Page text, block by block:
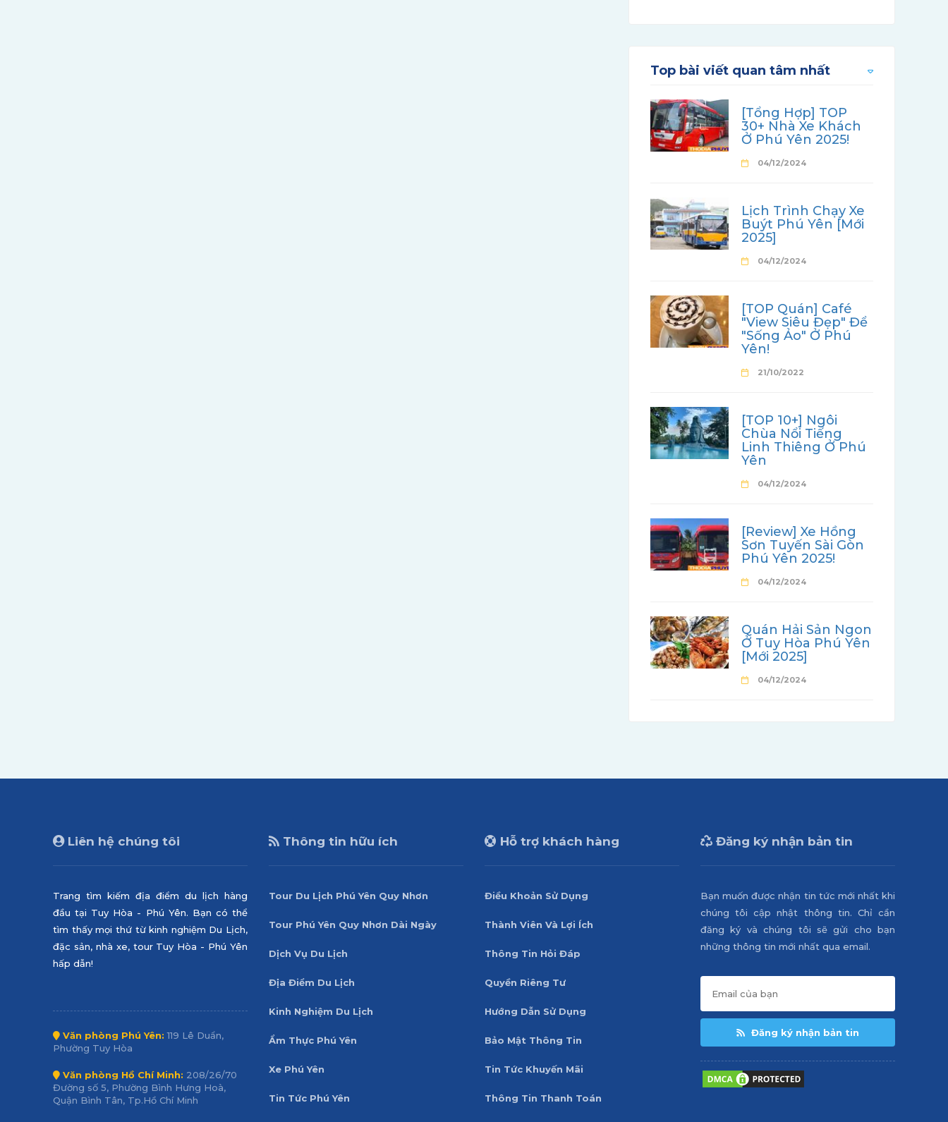
Top bài viết quan tâm nhất
[Tổng Hợp] TOP
30+ Nhà Xe Khách
Ở Phú Yên 2025!
04/12/2024
Lịch Trình Chạy Xe
Buýt Phú Yên [Mới
2025]
04/12/2024
[TOP Quán] Café
"View Siêu Đẹp" Để
"Sống Ảo" Ở Phú
Yên!
21/10/2022
[TOP 10+] Ngôi
Chùa Nổi Tiếng
Linh Thiêng Ở Phú
Yên
04/12/2024
[Review] Xe Hồng
Sơn Tuyến Sài Gòn
Phú Yên 2025!
04/12/2024
Quán Hải Sản Ngon
Ở Tuy Hòa Phú Yên
[Mới 2025]
04/12/2024
Liên hệ chúng tôi
Trang tìm kiếm địa điểm du lịch hàng
đầu tại Tuy Hòa - Phú Yên. Bạn có thể
tìm thấy mọi thứ từ kinh nghiệm Du Lịch,
đặc sản, nhà xe, tour Tuy Hòa - Phú Yên
hấp dẫn!
Văn phòng Phú Yên: 119 Lê Duẩn,
Phường Tuy Hòa
Văn phòng Hồ Chí Minh: 208/26/70
Đường số 5, Phường Bình Hưng Hoà,
Quận Bình Tân, Tp.Hồ Chí Minh
Thông tin hữu ích
Tour Du Lịch Phú Yên Quy Nhơn
Tour Phú Yên Quy Nhơn Dài Ngày
Dịch Vụ Du Lịch
Địa Điểm Du Lịch
Kinh Nghiệm Du Lịch
Ẩm Thực Phú Yên
Xe Phú Yên
Tin Tức Phú Yên
Hỗ trợ khách hàng
Điều Khoản Sử Dụng
Thành Viên Và Lợi Ích
Thông Tin Hỏi Đáp
Quyền Riêng Tư
Hướng Dẫn Sử Dụng
Bảo Mật Thông Tin
Tin Tức Khuyến Mãi
Thông Tin Thanh Toán
Đăng ký nhận bản tin
Bạn muốn được nhận tin tức mới nhất khi
chúng tôi cập nhật thông tin. Chỉ cần
đăng ký và chúng tôi sẽ gửi cho bạn
những thông tin mới nhất qua email.
Đăng ký nhận bản tin